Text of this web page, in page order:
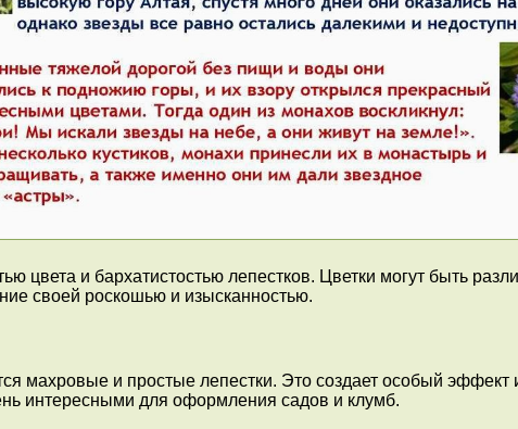
и бархатистостью лепестков. Цветки могут быть
своей роскошью и изысканностью.
махровые и простые лепестки. Это создает особый
интересными для оформления садов и клумб.